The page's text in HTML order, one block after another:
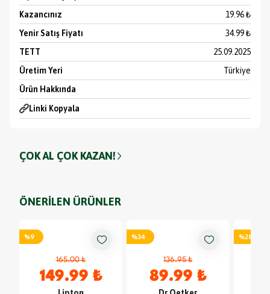
Ürün Hakkında
Linki Kopyala
Kazancınız
19.96 ₺
Yenir Satış Fiyatı
34.99 ₺
TETT
25.09.2025
Üretim Yeri
Türkiye
ÇOK AL ÇOK KAZAN!
ÖNERİLEN ÜRÜNLER
%9
165.00 ₺
149.99 ₺
%34
136.95 ₺
89.99 ₺
%28